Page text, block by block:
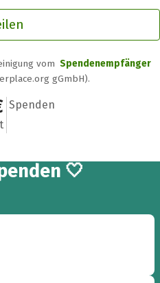
vom Spendenempfänger
gGmbH).
€2
Spenden
🤍